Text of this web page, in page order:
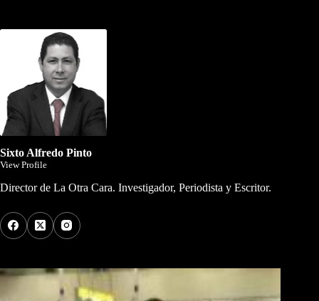
Sixto Alfredo Pinto
View Profile
Director de La Otra Cara. Investigador, Periodista y Escritor.